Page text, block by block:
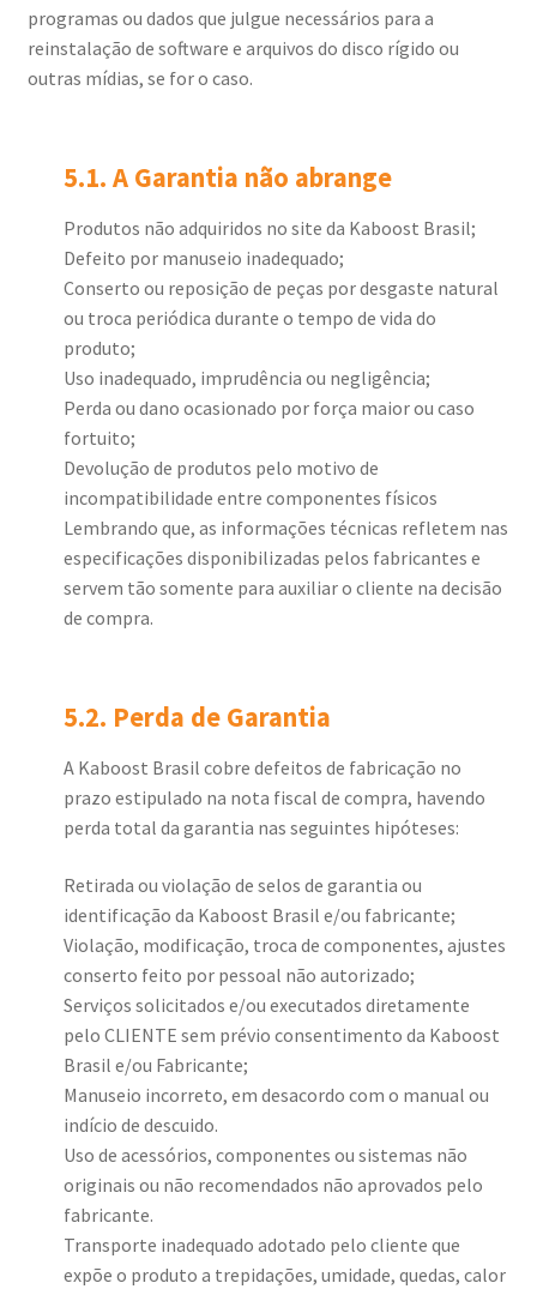
programas ou dados que julgue necessários para a
reinstalação de software e arquivos do disco rígido ou
outras mídias, se for o caso.
5.1. A Garantia não abrange
Produtos não adquiridos no site da Kaboost Brasil;
Defeito por manuseio inadequado;
Conserto ou reposição de peças por desgaste natural
ou troca periódica durante o tempo de vida do
produto;
Uso inadequado, imprudência ou negligência;
Perda ou dano ocasionado por força maior ou caso
fortuito;
Devolução de produtos pelo motivo de
incompatibilidade entre componentes físicos
Lembrando que, as informações técnicas refletem nas
especificações disponibilizadas pelos fabricantes e
servem tão somente para auxiliar o cliente na decisão
de compra.
5.2. Perda de Garantia
A Kaboost Brasil cobre defeitos de fabricação no
prazo estipulado na nota fiscal de compra, havendo
perda total da garantia nas seguintes hipóteses:
Retirada ou violação de selos de garantia ou
identificação da Kaboost Brasil e/ou fabricante;
Violação, modificação, troca de componentes, ajustes
conserto feito por pessoal não autorizado;
Serviços solicitados e/ou executados diretamente
pelo CLIENTE sem prévio consentimento da Kaboost
Brasil e/ou Fabricante;
Manuseio incorreto, em desacordo com o manual ou
indício de descuido.
Uso de acessórios, componentes ou sistemas não
originais ou não recomendados não aprovados pelo
fabricante.
Transporte inadequado adotado pelo cliente que
expõe o produto a trepidações, umidade, quedas, calor